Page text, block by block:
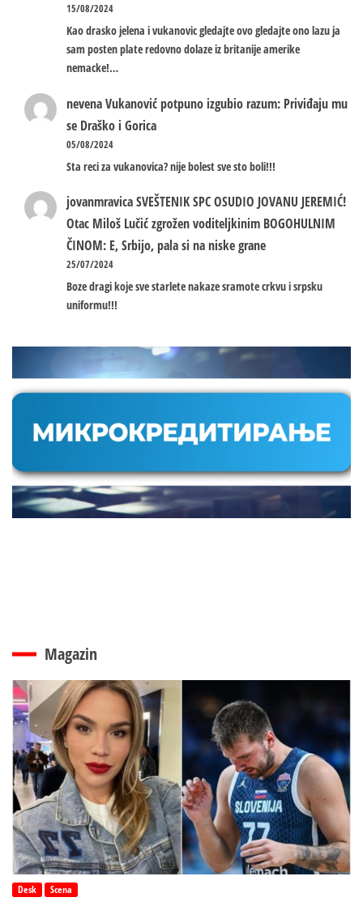
15/08/2024
Kao drasko jelena i vukanovic gledajte ovo gledajte ono lazu ja
sam posten plate redovno dolaze iz britanije amerike
nemacke!…
nevenaVukanović potpuno izgubio razum: Priviđaju mu
se Draško i Gorica
05/08/2024
Sta reci za vukanovica? nije bolest sve sto boli!!!
jovanmravicaSVEŠTENIK SPC OSUDIO JOVANU JEREMIĆ!
Otac Miloš Lučić zgrožen voditeljkinim BOGOHULNIM
ČINOM: E, Srbijo, pala si na niske grane
25/07/2024
Boze dragi koje sve starlete nakaze sramote crkvu i srpsku
uniformu!!!
Magazin
Desk Scena